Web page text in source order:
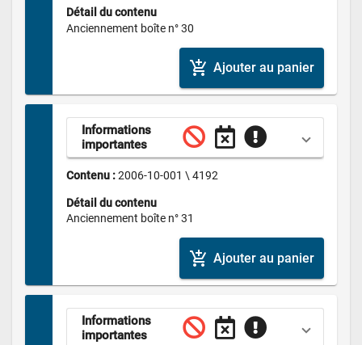
Détail du contenu
Anciennement boîte n° 30
add_shopping_cart Ajouter au panier
Informations
importantes
Contenu : 2006-10-001 \ 4192
Détail du contenu
Anciennement boîte n° 31
add_shopping_cart Ajouter au panier
Informations
importantes